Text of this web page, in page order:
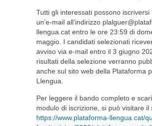
Tutti gli interessati possono iscriversi
un’e-mail all’indirizzo
llengua.cat entro le ore 23:59 di
maggio. I candidati selezionati
avviso via e-mail entro il 3 giugno
risultati della selezione verranno
anche sul sito web della Plataforma
Llengua.
Per leggere il bando completo e
modulo di iscrizione, si può visitare il
https://www.plataforma-llengua.cat/